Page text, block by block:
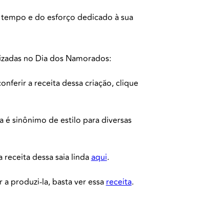
e do esforço dedicado à sua
no Dia dos Namorados:
a receita dessa criação, clique
é sinônimo de estilo para diversas
receita dessa saia lindaaqui.
a produzi-la, basta ver essareceita.